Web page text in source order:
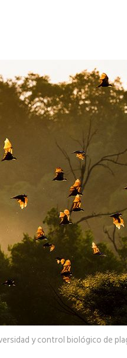
y control biológico de